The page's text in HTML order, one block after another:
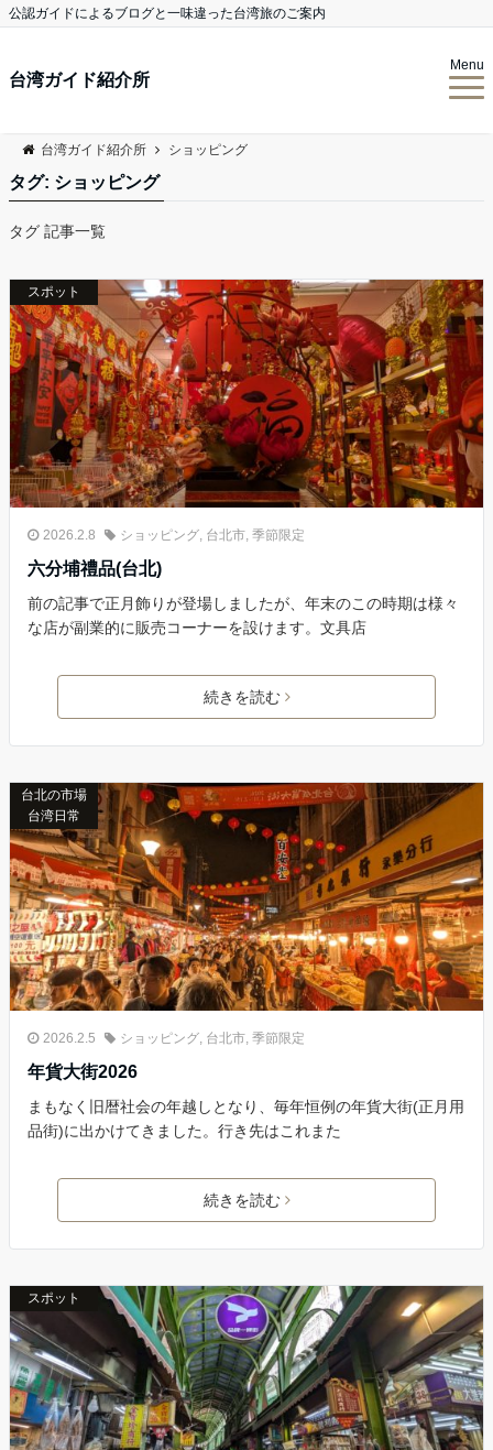
公認ガイドによるブログと一味違った台湾旅のご案内
台湾ガイド紹介所
Menu
台湾ガイド紹介所 ショッピング
タグ: ショッピング
タグ 記事一覧
スポット
2026.2.8 ショッピング, 台北市, 季節限定
六分埔禮品(台北)
前の記事で正月飾りが登場しましたが、年末のこの時期は様々
な店が副業的に販売コーナーを設けます。文具店
続きを読む
台北の市場
台湾日常
2026.2.5 ショッピング, 台北市, 季節限定
年貨大街2026
まもなく旧暦社会の年越しとなり、毎年恒例の年貨大街(正月用
品街)に出かけてきました。行き先はこれまた
続きを読む
スポット